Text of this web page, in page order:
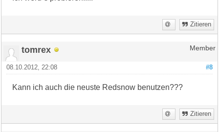
Zitieren
tomrex Member
#8
08.10.2012, 22:08
Kann ich auch die neuste Redsnow benutzen???
Zitieren